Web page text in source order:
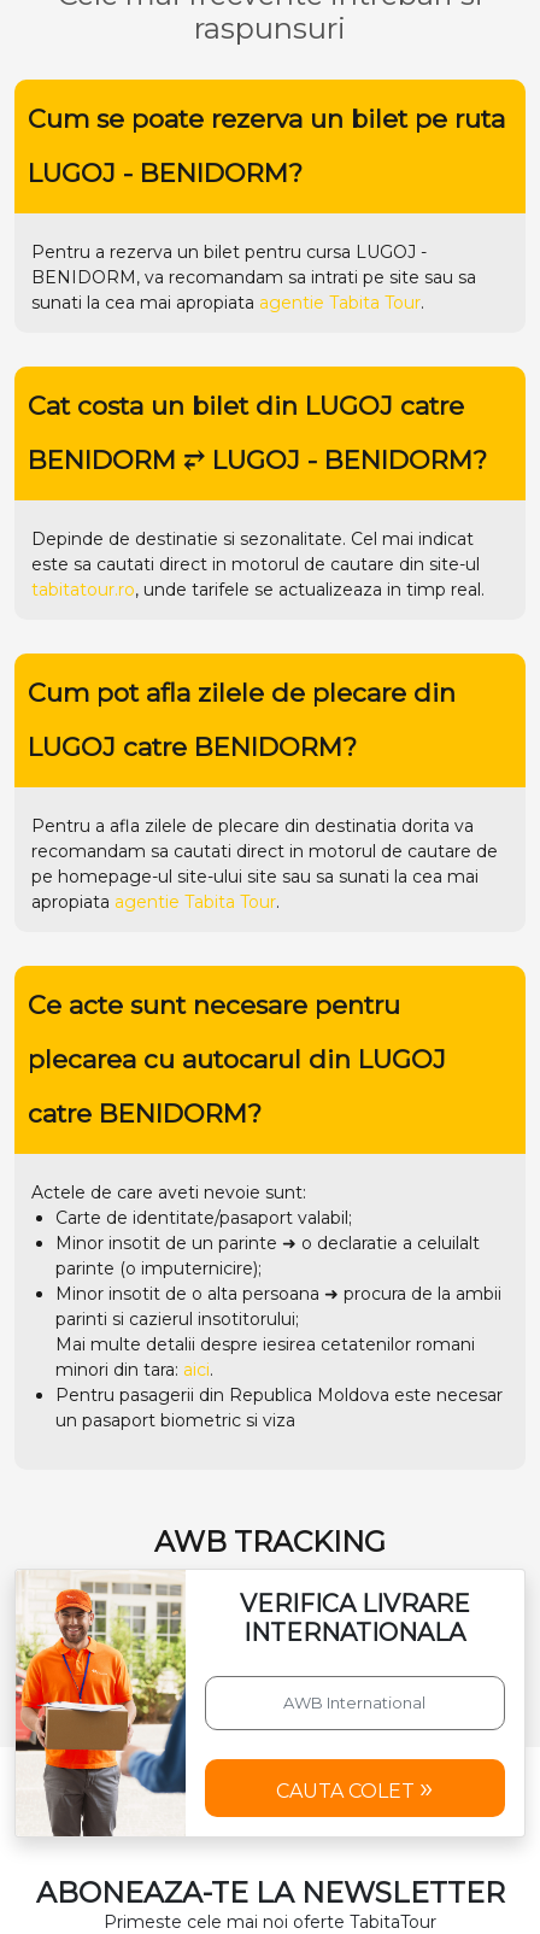
raspunsuri
Cum se poate rezerva un bilet pe ruta
LUGOJ - BENIDORM?
Pentru a rezerva un bilet pentru cursa LUGOJ -
BENIDORM, va recomandam sa intrati pe site sau sa
sunati la cea mai apropiata agentie Tabita Tour.
Cat costa un bilet din LUGOJ catre
BENIDORM ⥂ LUGOJ - BENIDORM?
Depinde de destinatie si sezonalitate. Cel mai indicat
este sa cautati direct in motorul de cautare din site-ul
tabitatour.ro, unde tarifele se actualizeaza in timp real.
Cum pot afla zilele de plecare din
LUGOJ catre BENIDORM?
Pentru a afla zilele de plecare din destinatia dorita va
recomandam sa cautati direct in motorul de cautare de
pe homepage-ul site-ului site sau sa sunati la cea mai
apropiata agentie Tabita Tour.
Ce acte sunt necesare pentru
plecarea cu autocarul din LUGOJ
catre BENIDORM?
Actele de care aveti nevoie sunt:
Carte de identitate/pasaport valabil;
Minor insotit de un parinte ➜ o declaratie a celuilalt
parinte (o imputernicire);
Minor insotit de o alta persoana ➜ procura de la ambii
parinti si cazierul insotitorului;
Mai multe detalii despre iesirea cetatenilor romani
minori din tara: aici.
Pentru pasagerii din Republica Moldova este necesar
un pasaport biometric si viza
AWB TRACKING
VERIFICA LIVRARE
INTERNATIONALA
CAUTA COLET
ABONEAZA-TE LA NEWSLETTER
Primeste cele mai noi oferte TabitaTour